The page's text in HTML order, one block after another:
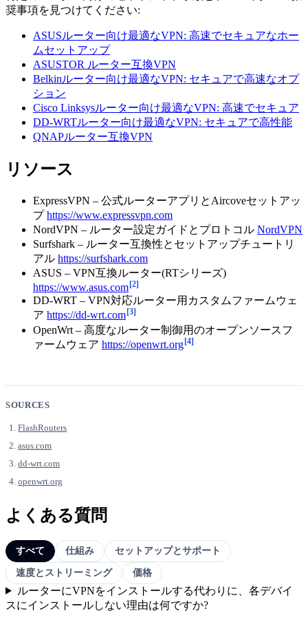
奨事項を見つけてください:
ASUSルーター向け最適なVPN: 高速でセキュアなホー
ムセットアップ
ASUSTOR ルーター互換VPN
Belkinルーター向け最適なVPN: セキュアで高速なオプ
ション
Cisco Linksysルーター向け最適なVPN: 高速でセキュア
DD-WRTルーター向け最適なVPN: セキュアで高性能
QNAPルーター互換VPN
リソース
ExpressVPN – 公式ルーターアプリとAircoveセットアッ
プhttps://www.expressvpn.com
NordVPN – ルーター設定ガイドとプロトコル NordVPN
Surfshark – ルーター互換性とセットアップチュートリ
アル https://surfshark.com
ASUS – VPN互換ルーター(RTシリーズ)
https://www.asus.com [2]
DD-WRT – VPN対応ルーター用カスタムファームウェ
ア https://dd-wrt.com [3]
OpenWrt – 高度なルーター制御用のオープンソースフ
ァームウェア https://openwrt.org [4]
SOURCES
FlashRouters
asus.com
dd-wrt.com
openwrt.org
よくある質問
すべて 仕組み
セットアップとサポート
速度とストリーミング
価格
ルーターにVPNをインストールする代わりに、各デバイ
スにインストールしない理由は何ですか?